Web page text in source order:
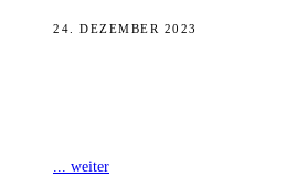
24. DEZEMBER 2023
... weiter